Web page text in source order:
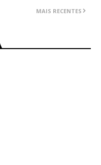
MAIS RECENTES